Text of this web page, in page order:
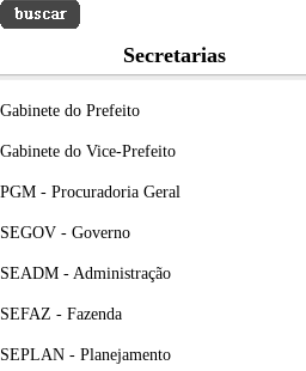
Secretarias
Gabinete do Prefeito
Gabinete do Vice-Prefeito
PGM - Procuradoria Geral
SEGOV - Governo
SEADM - Administração
SEFAZ - Fazenda
SEPLAN - Planejamento